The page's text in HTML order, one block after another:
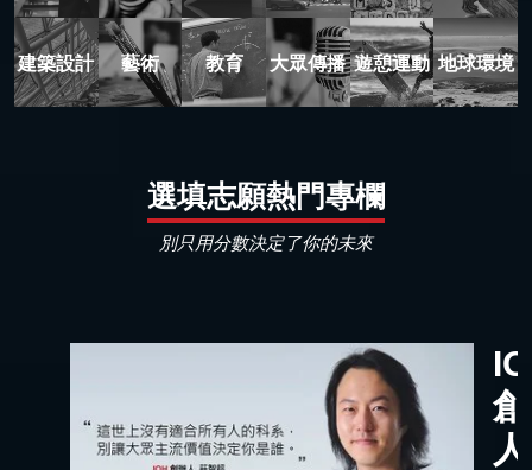
建築設計 藝術 教育 大眾傳播 遊憩運動 地球環境
選填志願熱門專欄
別只用分數決定了你的未來